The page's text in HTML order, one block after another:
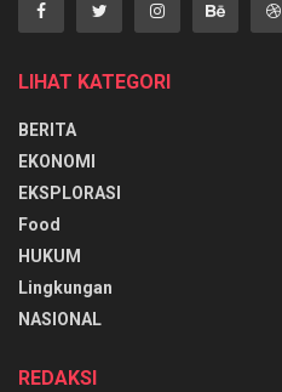
LIHAT KATEGORI
BERITA
EKONOMI
EKSPLORASI
Food
HUKUM
Lingkungan
NASIONAL
REDAKSI